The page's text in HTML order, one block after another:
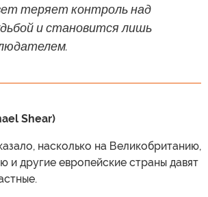
теряет контроль над
и становится лишь
Shear)
насколько на Великобританию,
и другие европейские страны давят